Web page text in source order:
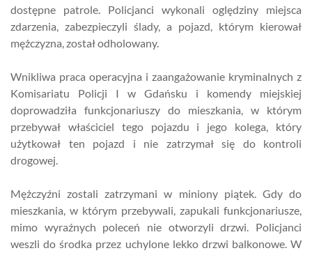
dostępne patrole. Policjanci wykonali oględziny miejsca
zdarzenia, zabezpieczyli ślady, a pojazd, którym kierował
mężczyzna, został odholowany.
Wnikliwa praca operacyjna i zaangażowanie kryminalnych z
Komisariatu Policji I w Gdańsku i komendy miejskiej
doprowadziła funkcjonariuszy do mieszkania, w którym
przebywał właściciel tego pojazdu i jego kolega, który
użytkował ten pojazd i nie zatrzymał się do kontroli
drogowej.
Mężczyźni zostali zatrzymani w miniony piątek. Gdy do
mieszkania, w którym przebywali, zapukali funkcjonariusze,
mimo wyraźnych poleceń nie otworzyli drzwi. Policjanci
weszli do środka przez uchylone lekko drzwi balkonowe. W